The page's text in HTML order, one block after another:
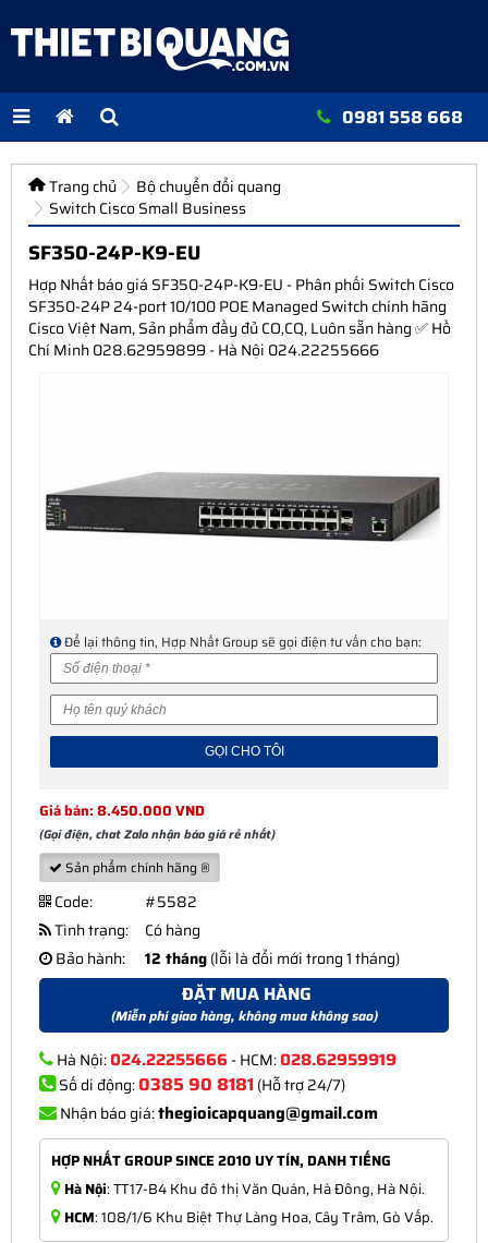
0981 558 668
Trang chủ
Bộ chuyển đổi quang
Switch Cisco Small Business
SF350-24P-K9-EU
Hợp Nhất báo giá SF350-24P-K9-EU - Phân phối Switch Cisco
SF350-24P 24-port 10/100 POE Managed Switch chính hãng
Cisco Việt Nam, Sản phẩm đầy đủ CO,CQ, Luôn sẵn hàng ✅ Hồ
Chí Minh 028.62959899 - Hà Nội 024.22255666
Để lại thông tin, Hợp Nhất Group sẽ gọi điện tư vấn cho bạn:
Giá bán: 8.450.000 VND
(Gọi điện, chat Zalo nhận báo giá rẻ nhất)
Sản phẩm chính hãng ®
Code:
#5582
Tình trạng:
Có hàng
Bảo hành:
12 tháng(lỗi là đổi mới trong 1 tháng)
ĐẶT MUA HÀNG
(Miễn phí giao hàng, không mua không sao)
Hà Nội:024.22255666- HCM:028.62959919
Số di động:0385 90 8181(Hỗ trợ 24/7)
Nhận báo giá:thegioicapquang@gmail.com
HỢP NHẤT GROUP SINCE 2010 UY TÍN, DANH TIẾNG
Hà Nội: TT17-B4 Khu đô thị Văn Quán, Hà Đông, Hà Nội.
HCM: 108/1/6 Khu Biệt Thự Làng Hoa, Cây Trâm, Gò Vấp.